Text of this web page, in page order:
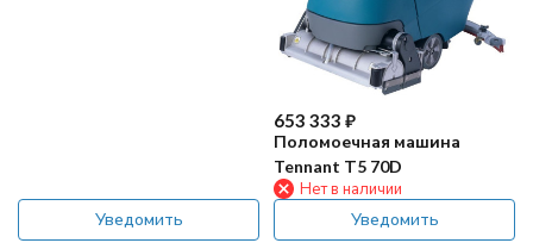
Уведомить
653 333 ₽
Поломоечная машина
Tennant Т5 70D
Нет в наличии
Уведомить